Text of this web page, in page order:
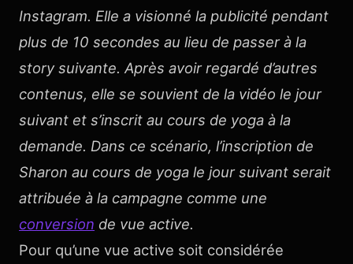
Instagram. Elle a visionné la publicité pendant
plus de 10 secondes au lieu de passer à la
story suivante. Après avoir regardé d’autres
contenus, elle se souvient de la vidéo le jour
suivant et s’inscrit au cours de yoga à la
demande. Dans ce scénario, l’inscription de
Sharon au cours de yoga le jour suivant serait
attribuée à la campagne comme une
conversion de vue active.
Pour qu’une vue active soit considérée